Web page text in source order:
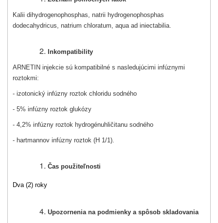
Kalii dihydrogenophosphas, natrii hydrogenophosphas
dodecahydricus, natrium chloratum, aqua ad iniectabilia.
Inkompatibility
ARNETIN injekcie sú kompatibilné s nasledujúcimi infúznymi
roztokmi:
- izotonický infúzny roztok chloridu sodného
- 5% infúzny roztok glukózy
- 4,2% infúzny roztok hydrogénuhličitanu sodného
- hartmannov infúzny roztok (H 1/1).
Čas použiteľnosti
Dva (2) roky
Upozornenia na podmienky a spôsob skladovania